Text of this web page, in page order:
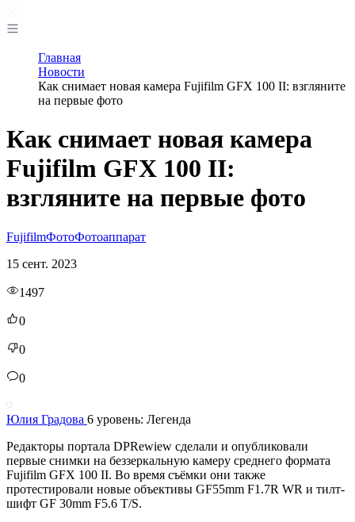
Главная
Новости
Как снимает новая камера Fujifilm GFX 100 II: взгляните
на первые фото
Как снимает новая камера
Fujifilm GFX 100 II:
взгляните на первые фото
FujifilmФотоФотоаппарат
15 сент. 2023
1497
0
0
0
Юлия Градова 6 уровень: Легенда
Редакторы портала DPRewiew сделали и опубликовали
первые снимки на беззеркальную камеру среднего формата
Fujifilm GFX 100 II. Во время съёмки они также
протестировали новые объективы GF55mm F1.7R WR и тилт-
шифт GF 30mm F5.6 T/S.